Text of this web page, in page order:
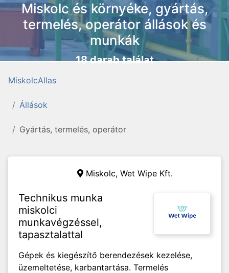
Miskolc és környéke, gyártás,
termelés, operátor állások és
munkák
18 darab találat
MiskolcAllas
Állások
Gyártás, termelés, operátor
Miskolc, Wet Wipe Kft.
Technikus munka
miskolci
munkavégzéssel,
tapasztalattal
Gépek és kiegészítő berendezések kezelése,
üzemeltetése, karbantartása. Termelés